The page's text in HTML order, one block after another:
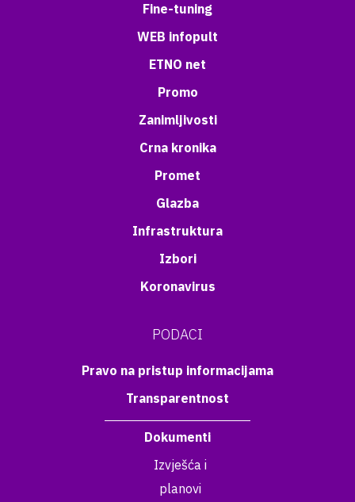
Fine-tuning
WEB infopult
ETNO net
Promo
Zanimljivosti
Crna kronika
Promet
Glazba
Infrastruktura
Izbori
Koronavirus
PODACI
Pravo na pristup informacijama
Transparentnost
Dokumenti
Izvješća i
planovi